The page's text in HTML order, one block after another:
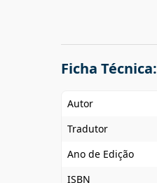
Ficha Técnica:
Autor
Tradutor
Ano de Edição
ISBN